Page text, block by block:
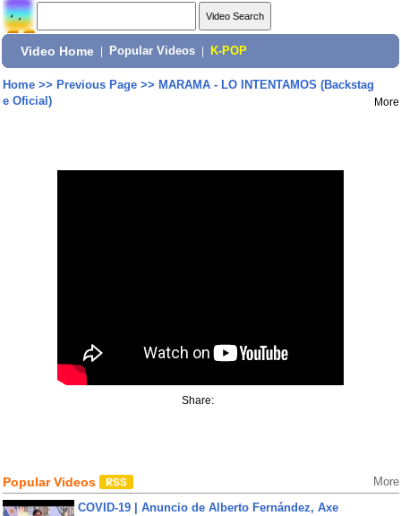
Video Home Popular Videos K-POP
Home>> Previous Page>> MARAMA - LO INTENTAMOS (Backstag
e Oficial)
More
Share:
Popular Videos More
COVID-19 | Anuncio de Alberto Fernández, Axe